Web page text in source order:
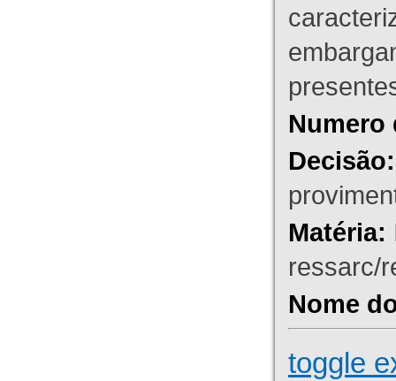
Numero
Decisão:
Matéria:
ressarc/
Nome
toggle